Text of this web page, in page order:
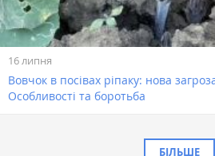
16 липня
Вовчок в посівах ріпаку: нова
Особливості та боротьба
БІЛЬШЕ